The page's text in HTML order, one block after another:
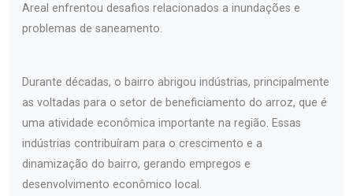
Areal enfrentou desafios relacionados a inundações e
problemas de saneamento.
Durante décadas, o bairro abrigou indústrias, principalmente
as voltadas para o setor de beneficiamento do arroz, que é
uma atividade econômica importante na região. Essas
indústrias contribuíram para o crescimento e a
dinamização do bairro, gerando empregos e
desenvolvimento econômico local.